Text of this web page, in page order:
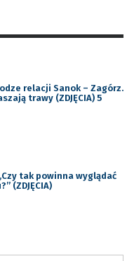
relacji Sanok – Zagórz.
trawy (ZDJĘCIA) 5
„Czy tak powinna wyglądać
(ZDJĘCIA)